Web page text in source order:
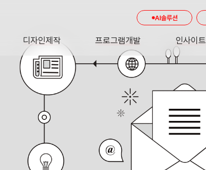
디자인제작
DESIGN
프로그램개발
SOFTWARE
인사이트
INSIGHT
AI솔루션